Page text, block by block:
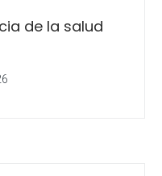
de la salud